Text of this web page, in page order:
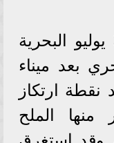
كما يوجد داخل قاعدة 3 يوليو البحرية
بعد ميناء
نقطة ارتكاز
الملح